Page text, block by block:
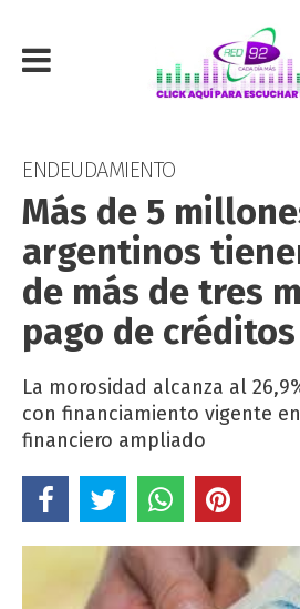
ENDEUDAMIENTO
Más de 5
argentinos
de más de tres
pago de créditos
La morosidad alcanza al
con financiamiento vigente
financiero ampliado